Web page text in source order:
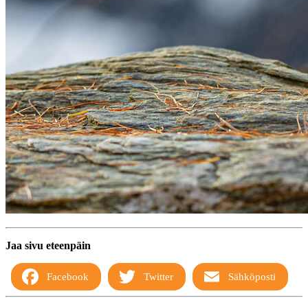
Jaa sivu eteenpäin
Facebook Twitter Sähköposti